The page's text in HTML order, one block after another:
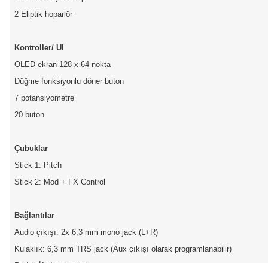
2 Eliptik hoparlör
Kontroller/ UI
OLED ekran 128 x 64 nokta
Düğme fonksiyonlu döner buton
7 potansiyometre
20 buton
Çubuklar
Stick 1: Pitch
Stick 2: Mod + FX Control
Bağlantılar
Audio çıkışı: 2x 6,3 mm mono jack (L+R)
Kulaklık: 6,3 mm TRS jack (Aux çıkışı olarak programlanabilir)